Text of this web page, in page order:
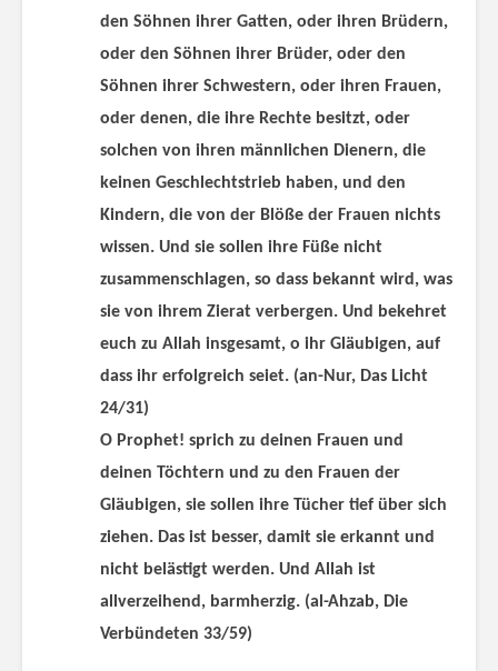
den Söhnen ihrer Gatten, oder ihren Brüdern,
oder den Söhnen ihrer Brüder, oder den
Söhnen ihrer Schwestern, oder ihren Frauen,
oder denen, die ihre Rechte besitzt, oder
solchen von ihren männlichen Dienern, die
keinen Geschlechtstrieb haben, und den
Kindern, die von der Blöße der Frauen nichts
wissen. Und sie sollen ihre Füße nicht
zusammenschlagen, so dass bekannt wird, was
sie von ihrem Zierat verbergen. Und bekehret
euch zu Allah insgesamt, o ihr Gläubigen, auf
dass ihr erfolgreich seiet. (an-Nur, Das Licht
24/31)
O Prophet! sprich zu deinen Frauen und
deinen Töchtern und zu den Frauen der
Gläubigen, sie sollen ihre Tücher tief über sich
ziehen. Das ist besser, damit sie erkannt und
nicht belästigt werden. Und Allah ist
allverzeihend, barmherzig. (al-Ahzab, Die
Verbündeten 33/59)